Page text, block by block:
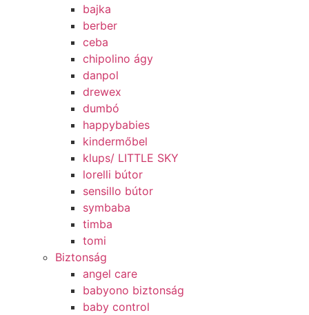
bajka
berber
ceba
chipolino ágy
danpol
drewex
dumbó
happybabies
kindermőbel
klups/ LITTLE SKY
lorelli bútor
sensillo bútor
symbaba
timba
tomi
Biztonság
angel care
babyono biztonság
baby control